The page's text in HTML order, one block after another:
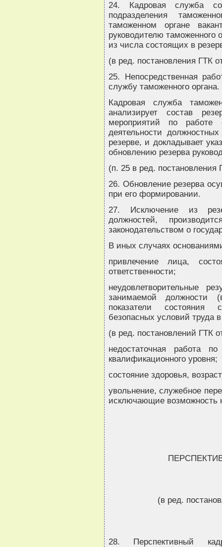
24. Кадровая служба
подразделения
таможенном органе
руководителю таможенного
из числа состоящих в
(в ред. постановления ГТК
25. Непосредственная
службу таможенного органа.
Кадровая служба
анализирует состав
мероприятий по работе
деятельности
резерве, и докладывает
обновлению резерва
(п. 25 в ред. постановления
26. Обновление резерва
при его формировании.
27. Исключение из
должностей,
законодательством о
В иных случаях
привлечение лица,
ответственности;
неудовлетворительные
занимаемой должности
показатели состояния
безопасных условий труда
(в ред. постановлений ГТК
недостаточная работа
квалификационного уровня;
состояние здоровья,
увольнение, служебное
исключающие возможность
(в ред.
28. Перспективный